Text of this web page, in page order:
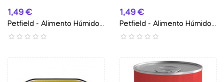
Preço
1,49 €
Petfield - Alimento Húmido...
Preço
1,49 €
Petfield - Alimento Húmido...